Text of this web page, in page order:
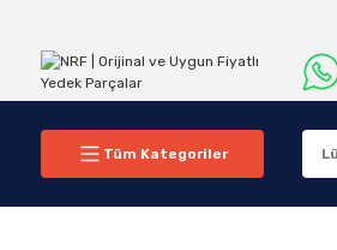
Tüm Kategoriler